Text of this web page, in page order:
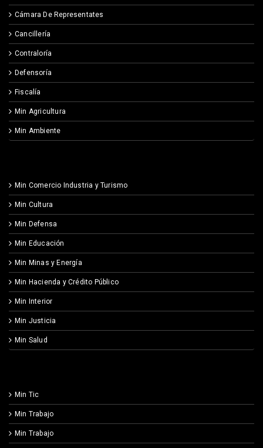
Cámara De Representates
Cancillería
Contraloría
Defensoría
Fiscalía
Min Agricultura
Min Ambiente
Min Comercio Industria y Turismo
Min Cultura
Min Defensa
Min Educación
Min Minas y Energía
Min Hacienda y Crédito Público
Min Interior
Min Justicia
Min Salud
Min Tic
Min Trabajo
Min Trabajo